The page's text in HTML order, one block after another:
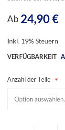
Ab 24,90 €
Inkl. 19% Steuern
VERFÜGBARKEIT
Anzahl der Teile